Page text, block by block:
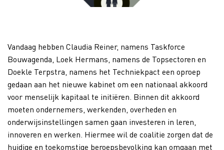
Vandaag hebben Claudia Reiner, namens Taskforce
Bouwagenda, Loek Hermans, namens de Topsectoren en
Doekle Terpstra, namens het Techniekpact een oproep
gedaan aan het nieuwe kabinet om een nationaal akkoord
voor menselijk kapitaal te initiëren. Binnen dit akkoord
moeten ondernemers, werkenden, overheden en
onderwijsinstellingen samen gaan investeren in leren,
innoveren en werken. Hiermee wil de coalitie zorgen dat de
huidige en toekomstige beroepsbevolking kan omgaan met